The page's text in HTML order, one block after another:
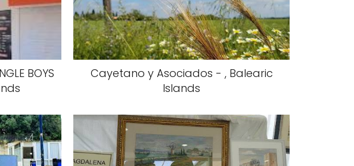
BOYS
Cayetano y Asociados - , Balearic
Islands